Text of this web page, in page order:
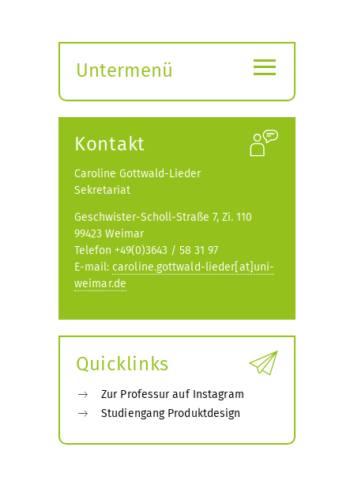
Untermenü
öffnen
≡
Kontakt
Caroline Gottwald-Lieder
Sekretariat
Geschwister-Scholl-Straße 7, Zi. 110
99423 Weimar
Telefon +49(0)3643 / 58 31 97
E-mail: caroline.gottwald-lieder[at]uni-
weimar.de
Quicklinks
Zur Professur auf Instagram
Studiengang Produktdesign